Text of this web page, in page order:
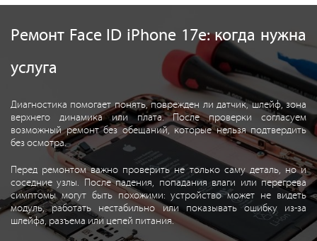
Ремонт Face ID iPhone 17e: когда нужна
услуга
Диагностика помогает понять, поврежден ли датчик, шлейф, зона
верхнего динамика или плата. После проверки согласуем
возможный ремонт без обещаний, которые нельзя подтвердить
без осмотра.
Перед ремонтом важно проверить не только саму деталь, но и
соседние узлы. После падения, попадания влаги или перегрева
симптомы могут быть похожими: устройство может не видеть
модуль, работать нестабильно или показывать ошибку из-за
шлейфа, разъема или цепей питания.